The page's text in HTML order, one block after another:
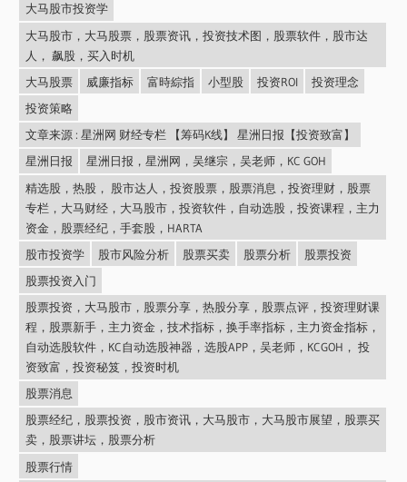
大马股市投资学
大马股市，大马股票，股票资讯，投资技术图，股票软件，股市达
人， 飙股，买入时机
大马股票
威廉指标 富時綜指 小型股 投资ROI
投资理念
投资策略
文章来源 : 星洲网 财经专栏 【筹码K线】 星洲日报【投资致富】
星洲日报
星洲日报，星洲网，吴继宗，吴老师，KC GOH
精选股，热股， 股市达人，投资股票，股票消息，投资理财，股票
专栏，大马财经，大马股市，投资软件，自动选股，投资课程，主力
资金，股票经纪，手套股，HARTA
股市投资学
股市风险分析 股票买卖 股票分析
股票投资
股票投资入门
股票投资，大马股市，股票分享，热股分享，股票点评，投资理财课
程，股票新手，主力资金，技术指标，换手率指标，主力资金指标，
自动选股软件，KC自动选股神器，选股APP，吴老师，KCGOH， 投
资致富，投资秘笈，投资时机
股票消息
股票经纪，股票投资，股市资讯，大马股市，大马股市展望，股票买
卖，股票讲坛，股票分析
股票行情